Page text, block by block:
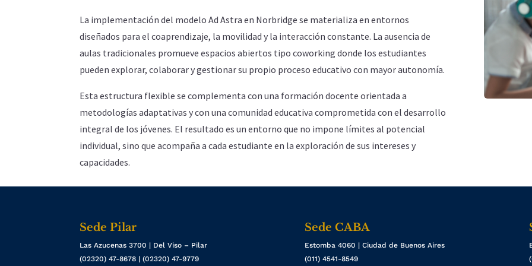
La implementación del modelo Ad Astra en Norbridge se materializa en entornos
diseñados para el coaprendizaje, la movilidad y la interacción constante. La ausencia de
aulas tradicionales promueve espacios abiertos tipo coworking donde los estudiantes
pueden explorar, colaborar y gestionar su propio proceso educativo con mayor autonomía.
Esta estructura flexible se complementa con una formación docente orientada a
metodologías adaptativas y con una comunidad educativa comprometida con el desarrollo
integral de los jóvenes. El resultado es un entorno que no impone límites al potencial
individual, sino que acompaña a cada estudiante en la exploración de sus intereses y
capacidades.
Sede Pilar
Las Azucenas 3700 | Del Viso – Pilar
(02320) 47-8678 | (02320) 47-9779
Sede CABA
Estomba 4060 | Ciudad de Buenos Aires
(011) 4541-8549